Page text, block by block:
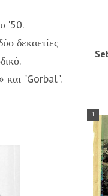
'50.
δεκαετίες
και "Gorbal".